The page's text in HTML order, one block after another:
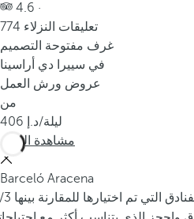
4.6 ·
774 تعليقات النزلاء
غرف مفتوحة التصميم
في سييرا دي أراسينا
عروض ورش العمل
من
406
/ليلة
مشاهدة المزيد
Barceló Aracena
الفنادق التي تم اختيارها للمقارنة بينها